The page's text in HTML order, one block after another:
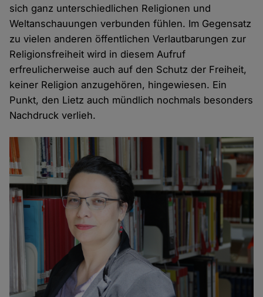
sich ganz unterschiedlichen Religionen und
Weltanschauungen verbunden fühlen. Im Gegensatz
zu vielen anderen öffentlichen Verlautbarungen zur
Religionsfreiheit wird in diesem Aufruf
erfreulicherweise auch auf den Schutz der Freiheit,
keiner Religion anzugehören, hingewiesen. Ein
Punkt, den Lietz auch mündlich nochmals besonders
Nachdruck verlieh.